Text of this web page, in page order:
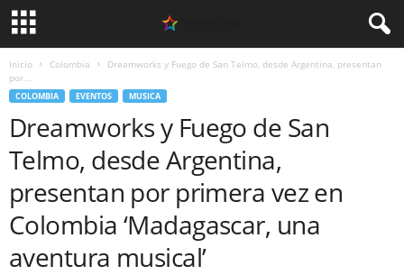
Inicio Colombia
Dreamworks y Fuego de San Telmo, desde Argentina, presentan
por...
COLOMBIA EVENTOS MUSICA
Dreamworks y Fuego de San
Telmo, desde Argentina,
presentan por primera vez en
Colombia ‘Madagascar, una
aventura musical’